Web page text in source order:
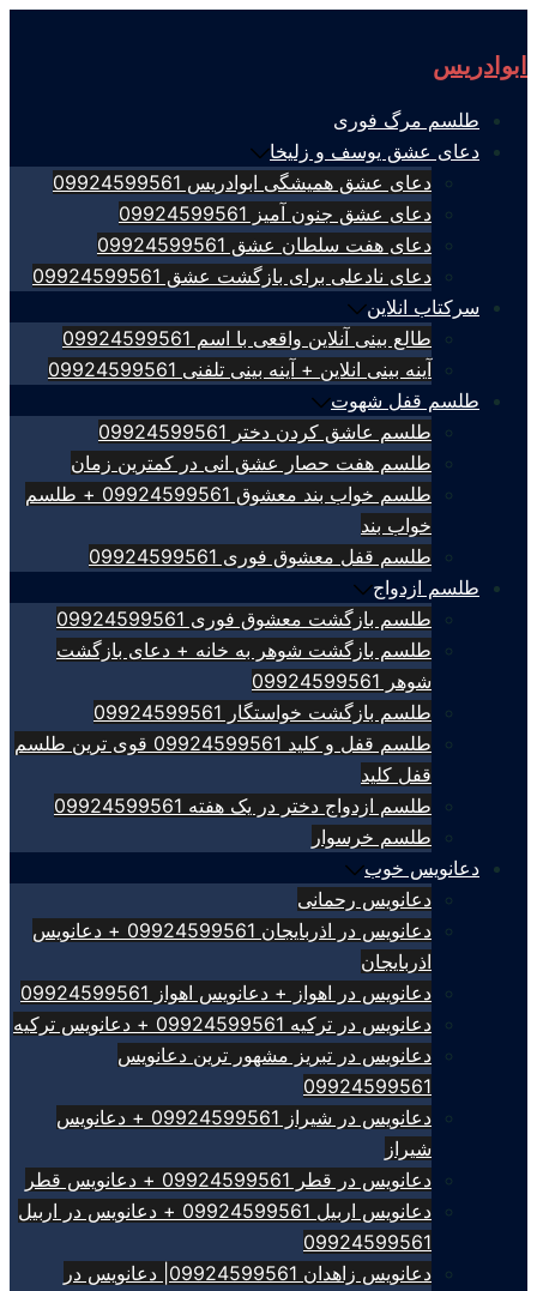
to
content
ابوادریس
طلسم مرگ فوری
دعای عشق یوسف و زلیخا
دعای عشق همیشگی ابوادریس 09924599561
دعای عشق جنون آمیز 09924599561
دعای هفت سلطان عشق 09924599561
دعای نادعلی برای بازگشت عشق 09924599561
سرکتاب انلاین
طالع بینی آنلاین واقعی با اسم 09924599561
آینه بینی انلاین + آینه بینی تلفنی 09924599561
طلسم قفل شهوت
طلسم عاشق کردن دختر 09924599561
طلسم هفت حصار عشق انی در کمترین زمان
طلسم خواب بند معشوق 09924599561 + طلسم
خواب بند
طلسم قفل معشوق فوری 09924599561
طلسم ازدواج
طلسم بازگشت معشوق فوری 09924599561
طلسم بازگشت شوهر به خانه + دعای بازگشت
شوهر 09924599561
طلسم بازگشت خواستگار 09924599561
طلسم قفل و کلید 09924599561 قوی ترین طلسم
قفل کلید
طلسم ازدواج دختر در یک هفته 09924599561
طلسم خرسوار
دعانویس خوب
دعانویس رحمانی
دعانویس در اذربایجان 09924599561 + دعانویس
اذربایجان
دعانویس در اهواز + دعانویس اهواز 09924599561
دعانویس در ترکیه 09924599561 + دعانویس ترکیه
دعانویس در تبریز مشهور ترین دعانویس
09924599561
دعانویس در شیراز 09924599561 + دعانویس
شیراز
دعانویس در قطر 09924599561 + دعانویس قطر
دعانویس اربیل 09924599561 + دعانویس در اربیل
09924599561
دعانویس زاهدان 09924599561| دعانویس در